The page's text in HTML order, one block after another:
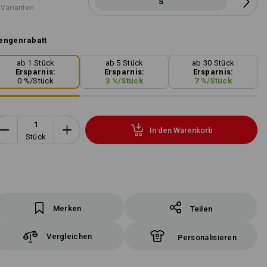
ab 1 Stück
Ersparnis:
0 %/Stück
ab 5 Stück
Ersparnis:
3 %/Stück
ab 30 Stück
Ersparnis:
7%/Stück
Stück
In den Warenkorb
Merken Teilen
Vergleichen Personalisieren